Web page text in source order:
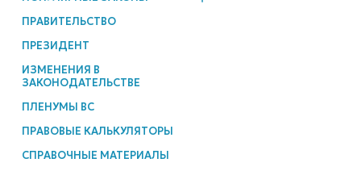
ПРАВИТЕЛЬСТВО
ПРЕЗИДЕНТ
ИЗМЕНЕНИЯ В
ЗАКОНОДАТЕЛЬСТВЕ
ПЛЕНУМЫ ВС
ПРАВОВЫЕ КАЛЬКУЛЯТОРЫ
СПРАВОЧНЫЕ МАТЕРИАЛЫ